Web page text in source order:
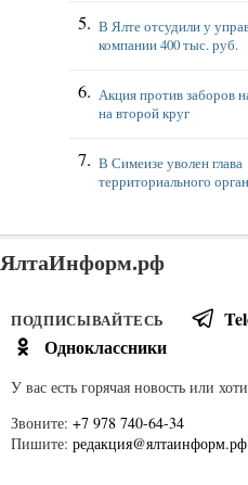
В Ялте отсудили у
компании 400 тыс. руб.
Акция против заборов
на второй круг
В Симеизе уволен глава
территориального
ЯлтаИнформ.рф
ПОДПИСЫВАЙТЕСЬ
Одноклассники
У вас есть горячая новость или
Звоните: +7 978 740-64-34
Пишите: редакция@ялтаинформ.рф